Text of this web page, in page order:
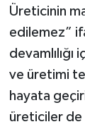
Üreticinin
edilemez”
ve üretimi
hayata
üreticiler de